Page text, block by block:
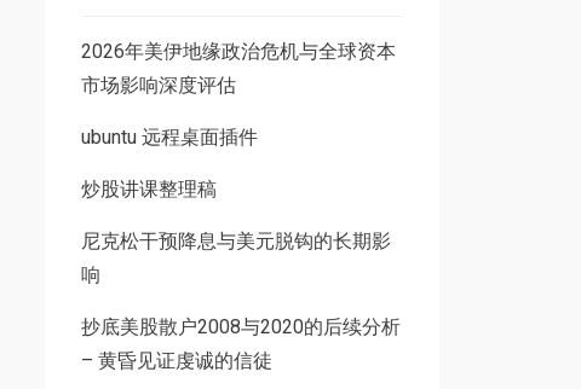
2026年美伊地缘政治危机与全球资本
市场影响深度评估
ubuntu 远程桌面插件
炒股讲课整理稿
尼克松干预降息与美元脱钩的长期影
响
抄底美股散户2008与2020的后续分析
– 黄昏见证虔诚的信徒